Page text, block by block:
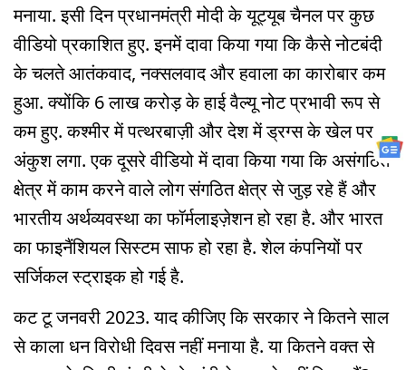
मनाया. इसी दिन प्रधानमंत्री मोदी के यूट्यूब चैनल पर कुछ
वीडियो प्रकाशित हुए. इनमें दावा किया गया कि कैसे नोटबंदी
के चलते आतंकवाद, नक्सलवाद और हवाला का कारोबार कम
हुआ. क्योंकि 6 लाख करोड़ के हाई वैल्यू नोट प्रभावी रूप से
कम हुए. कश्मीर में पत्थरबाज़ी और देश में ड्रग्स के खेल पर
अंकुश लगा. एक दूसरे वीडियो में दावा किया गया कि असंगठित
क्षेत्र में काम करने वाले लोग संगठित क्षेत्र से जुड़ रहे हैं और
भारतीय अर्थव्यवस्था का फॉर्मलाइज़ेशन हो रहा है. और भारत
का फाइनैंशियल सिस्टम साफ हो रहा है. शेल कंपनियों पर
सर्जिकल स्ट्राइक हो गई है.
कट टू जनवरी 2023. याद कीजिए कि सरकार ने कितने साल
से काला धन विरोधी दिवस नहीं मनाया है. या कितने वक्त से